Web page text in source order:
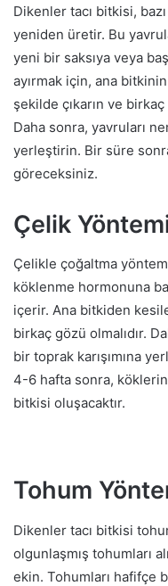
Dikenler tacı bitkisi,
yeniden üretir. Bu
yeni bir saksıya veya
ayırmak için, ana
şekilde çıkarın ve
Daha sonra, yavruları
yerleştirin. Bir süre
göreceksiniz.
Çelik
Çelikle çoğaltma
köklenme hormonuna
içerir. Ana bitkiden
birkaç gözü olmalıdır.
bir toprak karışımına
4-6 hafta sonra,
bitkisi oluşacaktır.
Tohum
Dikenler tacı bitkisi
olgunlaşmış tohumları
ekin. Tohumları hafifçe